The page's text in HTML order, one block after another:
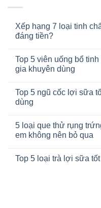
Xếp hạng 7 loại tinh
đáng tiền?
Top 5 viên uống bổ
gia khuyên dùng
Top 5 ngũ cốc lợi sữa
dùng
5 loại que thử rụng
em không nên bỏ qua
Top 5 loại trà lợi sữa